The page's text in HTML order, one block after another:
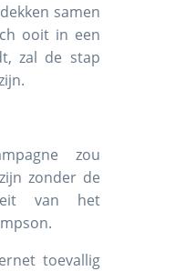
samen
ooit in een
zal de stap
zou
zonder de
van het
toevallig